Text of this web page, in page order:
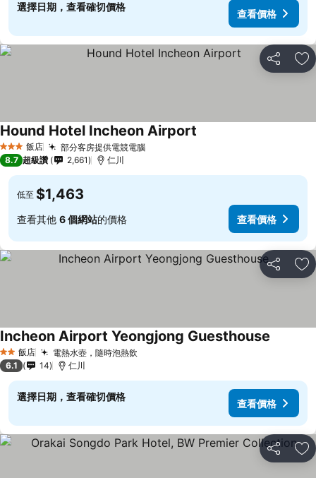
選擇日期，查看確切價格
查看價格
分享 加
3 星級 飯店 部分客房提供電競電腦
Hound Hotel Incheon Airport
8.7 超級讚 2,661 仁川
低至 $1,463
查看其他 6 個網站的價格 查看價格
分享 加
2 星級飯店 電熱水壺，隨時泡熱飲
Incheon Airport Yeongjong Guesthouse
6.1 14 仁川
選擇日期，查看確切價格
查看價格
分享 加